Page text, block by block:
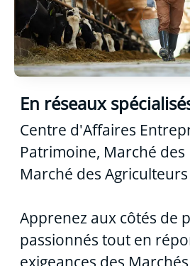
En réseaux
Centre d'Affaires
Patrimoine, Marché
Marché des Agriculteurs
Apprenez aux côtés de
passionnés tout en
exigeances des